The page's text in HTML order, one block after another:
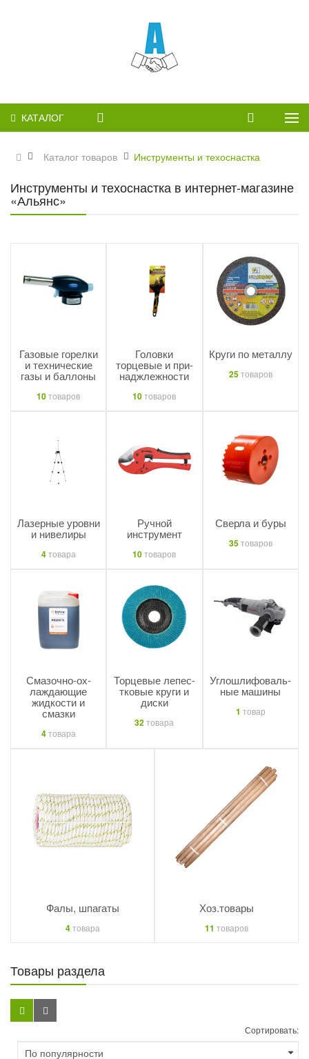
КАТАЛОГ
Каталог товаров Инструменты и техоснастка
Инструменты и техоснастка в интернет-магазине
«Альянс»
Газовые горелки
и тех­ни­чес­кие
газы и баллоны
10товаров
Головки
торцевые и при­
над­жлеж­ности
10товаров
Круги по металлу
25товаров
Лазерные уровни
и нивелиры
4товара
Ручной
инструмент
10товаров
Сверла и буры
35товаров
Сма­зоч­но-ох­
лажда­ющие
жидкости и
смазки
4товара
Торцевые ле­пес­
тко­вые круги и
диски
32товара
Уг­лошли­фоваль­
ные машины
1 товар
Фалы, шпагаты
4товара
Хоз.то­вары
11 товаров
Товары раздела
Сортировать: